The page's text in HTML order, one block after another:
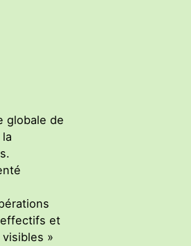
globale de
effectifs et
»